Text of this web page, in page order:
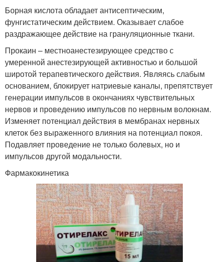
Борная кислота обладает антисептическим,
фунгистатическим действием. Оказывает слабое
раздражающее действие на грануляционные ткани.
Прокаин – местноанестезирующее средство с
умеренной анестезирующей активностью и большой
широтой терапевтического действия. Являясь слабым
основанием, блокирует натриевые каналы, препятствует
генерации импульсов в окончаниях чувствительных
нервов и проведению импульсов по нервным волокнам.
Изменяет потенциал действия в мембранах нервных
клеток без выраженного влияния на потенциал покоя.
Подавляет проведение не только болевых, но и
импульсов другой модальности.
Фармакокинетика